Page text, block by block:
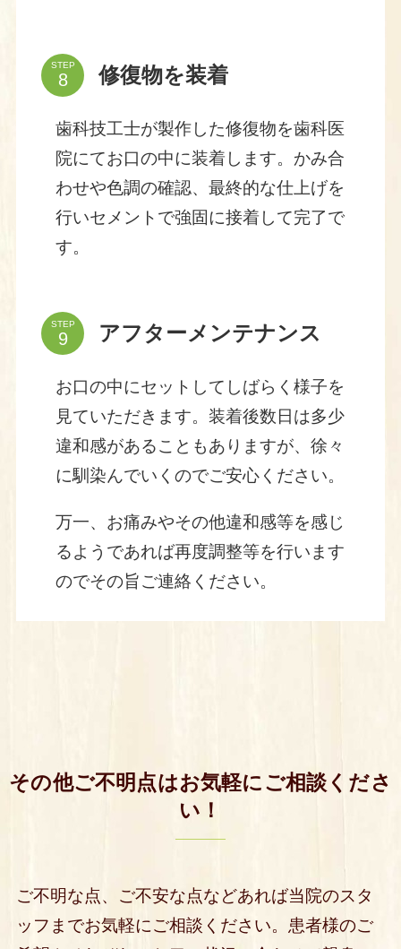
STEP 修復物を装着
歯科技工士が製作した修復物を歯科医
院にてお口の中に装着します。かみ合
わせや色調の確認、最終的な仕上げを
行いセメントで強固に接着して完了で
す。
STEP アフターメンテナンス
お口の中にセットしてしばらく様子を
見ていただきます。装着後数日は多少
違和感があることもありますが、徐々
に馴染んでいくのでご安心ください。
万一、お痛みやその他違和感等を感じ
るようであれば再度調整等を行います
のでその旨ご連絡ください。
その他ご不明点はお気軽にご相談くださ
い！
ご不明な点、ご不安な点などあれば当院のスタ
ッフまでお気軽にご相談ください。患者様のご